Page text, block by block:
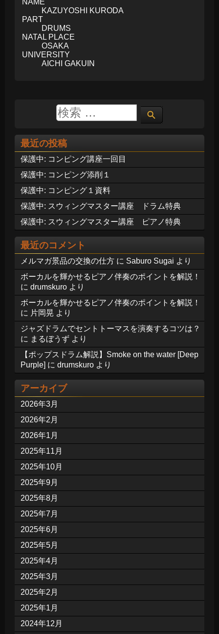
NAME
KAZUYOSHI KURODA
PART
DRUMS
NATAL PLACE
OSAKA
UNIVERSITY
AICHI GAKUIN
最近の投稿
保護中: コンピング講座一回目
保護中: コンピング添削１
保護中: コンピング１資料
保護中: スウィングマスター講座 ドラム特典
保護中: スウィングマスター講座 ピアノ特典
最近のコメント
メルマガ景品の交換の仕方 に Saburo Sugai より
ボーカルを輝かせるピアノ伴奏のポイントを解説！
に drumskuro より
ボーカルを輝かせるピアノ伴奏のポイントを解説！
に 片岡晃 より
ジャズドラムでセントトーマスを演奏するコツは？
に まるぼうず より
【ポップスドラム解説】Smoke on the water [Deep
Purple] に drumskuro より
アーカイブ
2026年3月
2026年2月
2026年1月
2025年11月
2025年10月
2025年9月
2025年8月
2025年7月
2025年6月
2025年5月
2025年4月
2025年3月
2025年2月
2025年1月
2024年12月